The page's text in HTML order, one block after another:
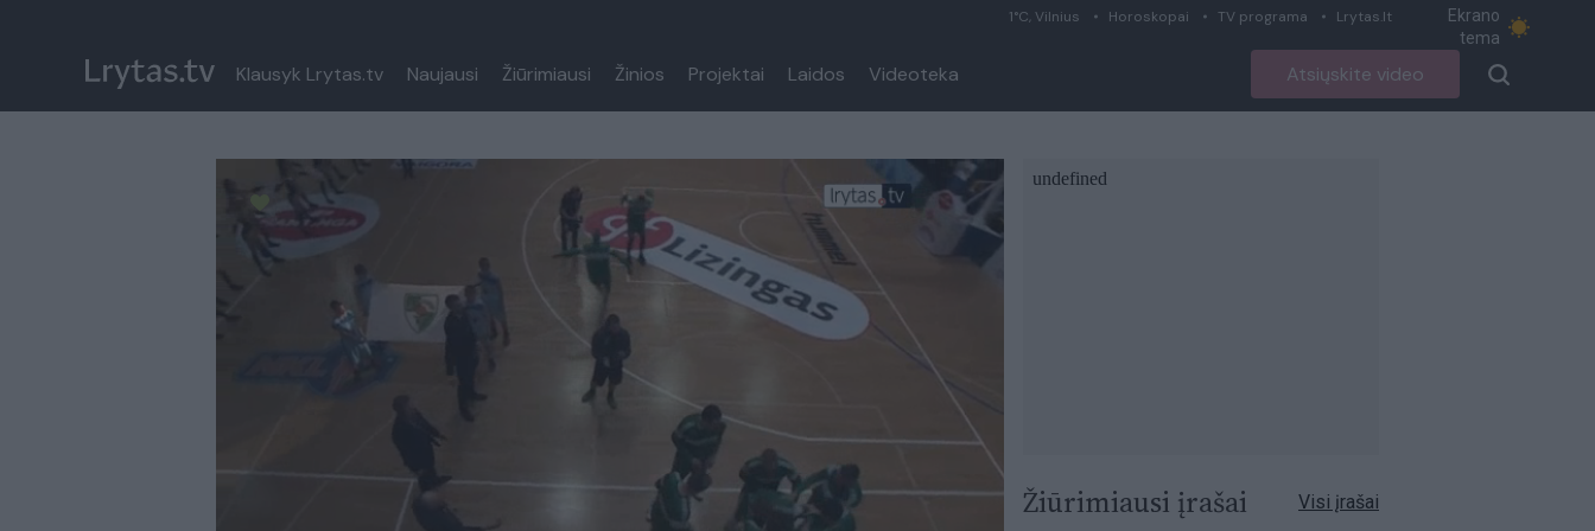
1°C, Vilnius Horoskopai TV programa Lrytas.lt
Ekrano
tema
Klausyk Lrytas.tv Naujausi Žiūrimiausi Žinios Projektai Laidos Videoteka Atsiųskite video
Paremkite Ukrainą
Žiūrimiausi įrašai Visi įrašai